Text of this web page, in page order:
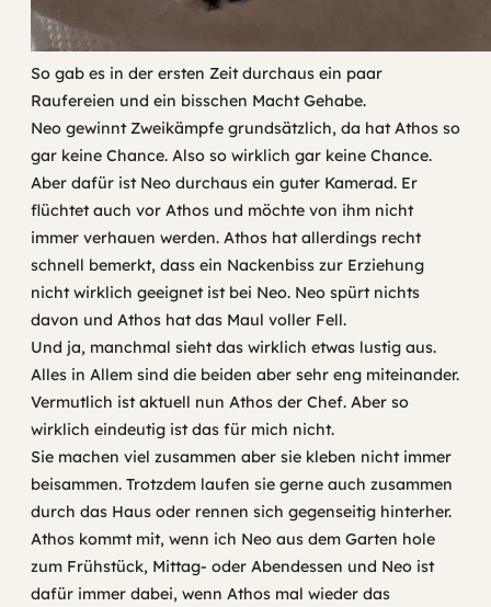
So gab es in der ersten Zeit durchaus ein paar
Raufereien und ein bisschen Macht Gehabe.
Neo gewinnt Zweikämpfe grundsätzlich, da hat Athos so
gar keine Chance. Also so wirklich gar keine Chance.
Aber dafür ist Neo durchaus ein guter Kamerad. Er
flüchtet auch vor Athos und möchte von ihm nicht
immer verhauen werden. Athos hat allerdings recht
schnell bemerkt, dass ein Nackenbiss zur Erziehung
nicht wirklich geeignet ist bei Neo. Neo spürt nichts
davon und Athos hat das Maul voller Fell.
Und ja, manchmal sieht das wirklich etwas lustig aus.
Alles in Allem sind die beiden aber sehr eng miteinander.
Vermutlich ist aktuell nun Athos der Chef. Aber so
wirklich eindeutig ist das für mich nicht.
Sie machen viel zusammen aber sie kleben nicht immer
beisammen. Trotzdem laufen sie gerne auch zusammen
durch das Haus oder rennen sich gegenseitig hinterher.
Athos kommt mit, wenn ich Neo aus dem Garten hole
zum Frühstück, Mittag- oder Abendessen und Neo ist
dafür immer dabei, wenn Athos mal wieder das